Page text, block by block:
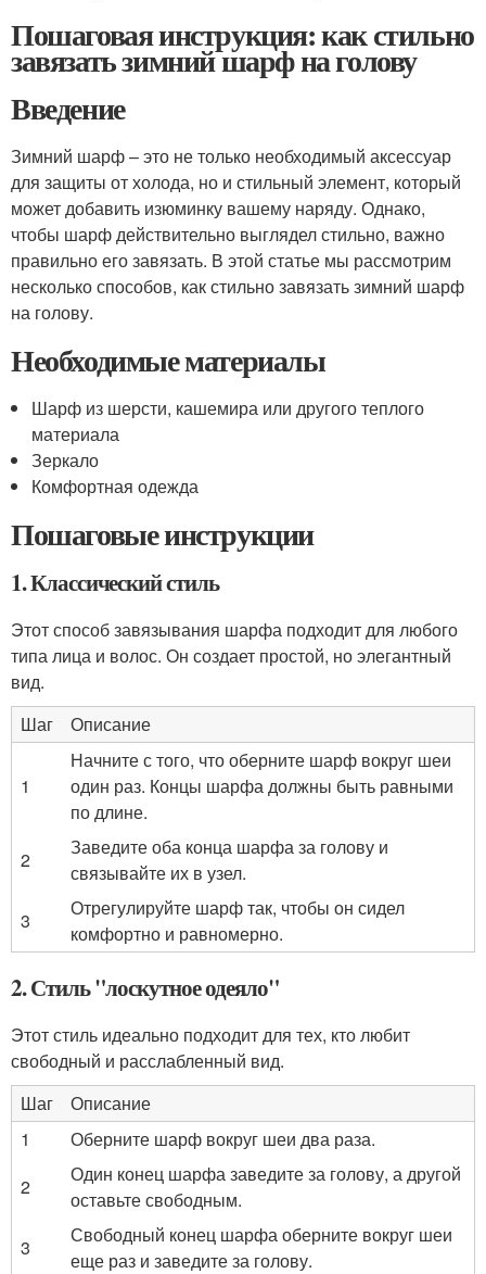
Пошаговая инструкция: как стильно
завязать зимний шарф на голову
Введение
Зимний шарф – это не только необходимый аксессуар
для защиты от холода, но и стильный элемент, который
может добавить изюминку вашему наряду. Однако,
чтобы шарф действительно выглядел стильно, важно
правильно его завязать. В этой статье мы рассмотрим
несколько способов, как стильно завязать зимний шарф
на голову.
Необходимые материалы
Шарф из шерсти, кашемира или другого теплого
материала
Зеркало
Комфортная одежда
Пошаговые инструкции
1. Классический стиль
Этот способ завязывания шарфа подходит для любого
типа лица и волос. Он создает простой, но элегантный
вид.
Шаг
Описание
1
Начните с того, что оберните шарф вокруг шеи
один раз. Концы шарфа должны быть равными
по длине.
2
Заведите оба конца шарфа за голову и
связывайте их в узел.
3
Отрегулируйте шарф так, чтобы он сидел
комфортно и равномерно.
2. Стиль "лоскутное одеяло"
Этот стиль идеально подходит для тех, кто любит
свободный и расслабленный вид.
Шаг
Описание
1
Оберните шарф вокруг шеи два раза.
2
Один конец шарфа заведите за голову, а другой
оставьте свободным.
3
Свободный конец шарфа оберните вокруг шеи
еще раз и заведите за голову.